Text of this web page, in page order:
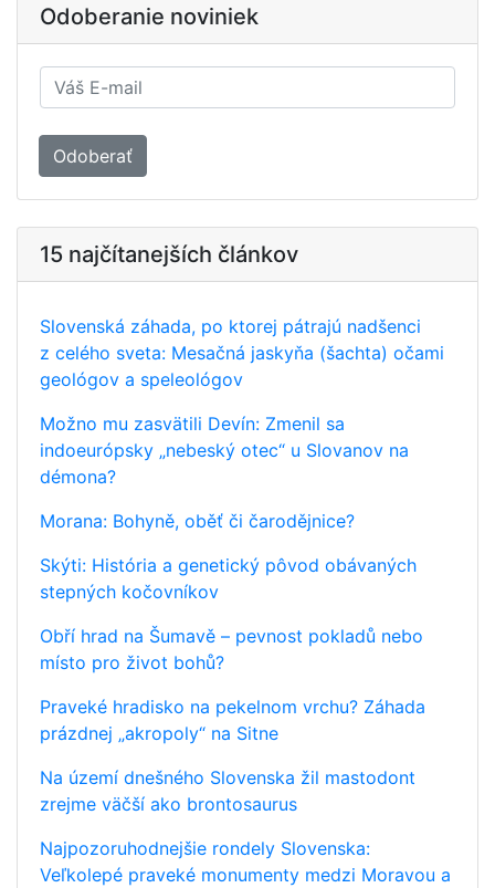
Odoberanie noviniek
Odoberať
15 najčítanejších článkov
Slovenská záhada, po ktorej pátrajú nadšenci
z celého sveta: Mesačná jaskyňa (šachta) očami
geológov a speleológov
Možno mu zasvätili Devín: Zmenil sa
indoeurópsky „nebeský otec“ u Slovanov na
démona?
Morana: Bohyně, oběť či čarodějnice?
Skýti: História a genetický pôvod obávaných
stepných kočovníkov
Obří hrad na Šumavě – pevnost pokladů nebo
místo pro život bohů?
Praveké hradisko na pekelnom vrchu? Záhada
prázdnej „akropoly“ na Sitne
Na území dnešného Slovenska žil mastodont
zrejme väčší ako brontosaurus
Najpozoruhodnejšie rondely Slovenska:
Veľkolepé praveké monumenty medzi Moravou a